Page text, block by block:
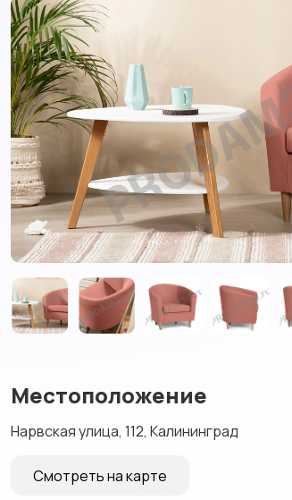
Местоположение
Нарвская улица, 112, Калининград
Смотреть на карте